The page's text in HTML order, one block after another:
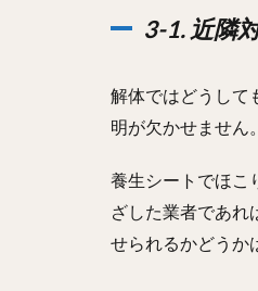
3-1. 近隣
解体ではどうして
明が欠かせません
養生シートでほこ
ざした業者であれ
せられるかどうか